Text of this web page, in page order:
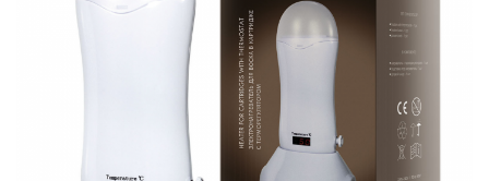
Parafina
Pasta de Zahar
Produse Inainte de Epilare
Scrub pentru Corp
Tratamente pentru Par
Vopsea de Par